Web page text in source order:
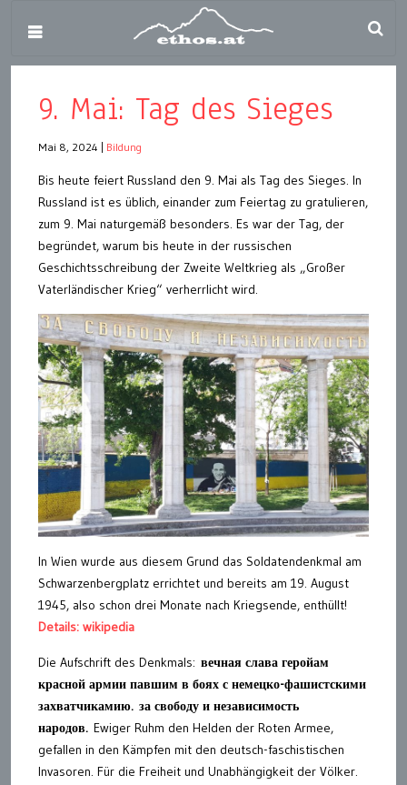
9. Mai: Tag des Sieges
Mai 8, 2024 Bildung
Bis heute feiert Russland den 9. Mai als Tag des Sieges. In
Russland ist es üblich, einander zum Feiertag zu gratulieren,
zum 9. Mai naturgemäß besonders. Es war der Tag, der
begründet, warum bis heute in der russischen
Geschichtsschreibung der Zweite Weltkrieg als „Großer
Vaterländischer Krieg“ verherrlicht wird.
In Wien wurde aus diesem Grund das Soldatendenkmal am
Schwarzenbergplatz errichtet und bereits am 19. August
1945, also schon drei Monate nach Kriegsende, enthüllt!
Details: wikipedia
Die Aufschrift des Denkmals: вечная слава геройам
красной армии павшим в боях с немецко-фашистскими
захватчикамию. за свободу и независимость
народов. Ewiger Ruhm den Helden der Roten Armee,
gefallen in den Kämpfen mit den deutsch-faschistischen
Invasoren. Für die Freiheit und Unabhängigkeit der Völker.